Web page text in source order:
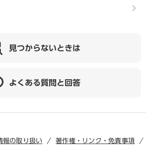
見つからないときは
よくある質問と回答
報の取り扱い
著作権・リンク・免責事項